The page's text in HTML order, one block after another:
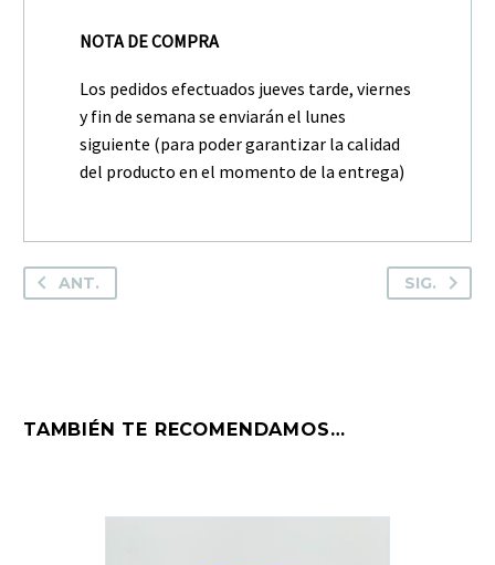
NOTA DE COMPRA
Los pedidos efectuados jueves tarde, viernes
y fin de semana se enviarán el lunes
siguiente (para poder garantizar la calidad
del producto en el momento de la entrega)
ANT. SIG.
TAMBIÉN TE RECOMENDAMOS…